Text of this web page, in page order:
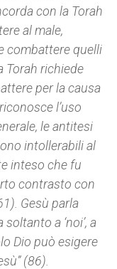
con la Torah
al male,
combattere quelli
Torah richiede
per la causa
l’uso
le antitesi
intollerabili al
inteso che fu
contrasto con
Gesù parla
soltanto a ‘noi’, a
Dio può esigere
(86).